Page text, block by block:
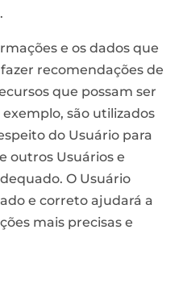
e os dados que
recomendações de
que possam ser
são utilizados
do Usuário para
outros Usuários e
O Usuário
e correto ajudará a
mais precisas e